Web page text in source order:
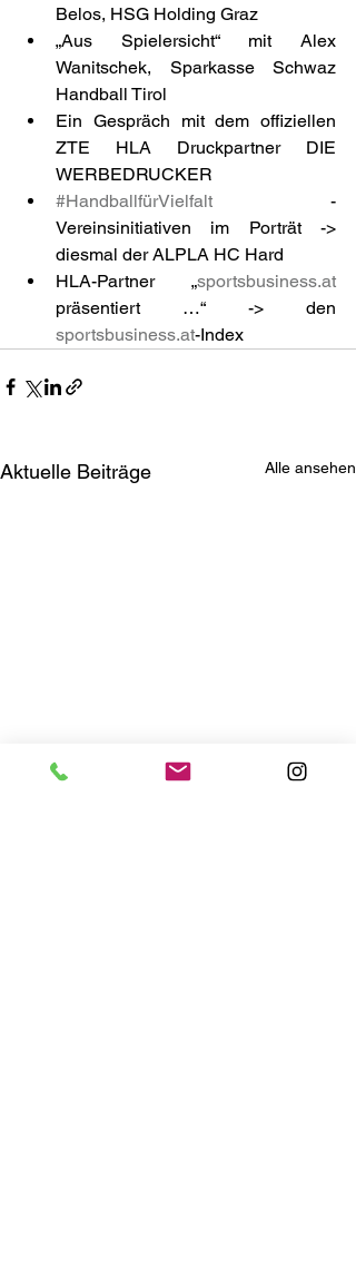
Belos, HSG Holding Graz
„Aus Spielersicht“ mit Alex
Wanitschek, Sparkasse Schwaz
Handball Tirol
Ein Gespräch mit dem offiziellen
ZTE HLA Druckpartner DIE
WERBEDRUCKER
#HandballfürVielfalt -
Vereinsinitiativen im Porträt ->
diesmal der ALPLA HC Hard
HLA-Partner „sportsbusiness.at
sportsbusiness.at-Index
Aktuelle Beiträge Alle ansehen